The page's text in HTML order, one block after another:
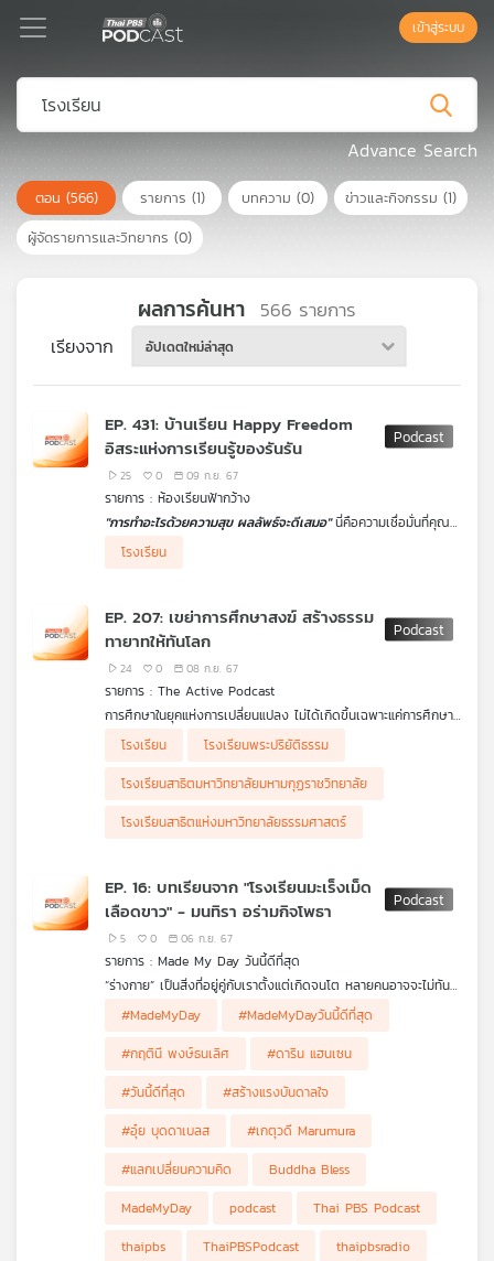
Podcast
เพล
ย์
ลิ
เพล
สต์
บทความ
เรา
เข้าสู่ระบบ
Advance Search
ตอน (566) รายการ (1) บทความ (0) ข่าวและกิจกรรม (1)
ผู้จัดรายการและวิทยากร (0)
ผลการค้นหา 566 รายการ
เรียงจาก อัปเดตใหม่ล่าสุด
EP. 431: บ้านเรียน Happy Freedom
อิสระแห่งการเรียนรู้ของรันรัน
25 0 09 ก.ย. 67
รายการ : ห้องเรียนฟ้ากว้าง
"การทำอะไรด้วยความสุข ผลลัพธ์จะดีเสมอ" นี่คือความเชื่อมั่นที่คุณ
ช่อผกา นาคะสร (แม่บี) ใช้เป็นเหตุผลในการจัดการศึกษาแบบโฮมสคูล
ให้ลูกสาวได้มีอิสระทางความคิด สามารถเลือกเรียนรู้ตามความสนใจ
โรงเรียน
EP. 207: เขย่าการศึกษาสงฆ์ สร้างธรรม
ทายาทให้ทันโลก
24 0 08 ก.ย. 67
รายการ : The Active Podcast
การศึกษาในยุคแห่งการเปลี่ยนแปลง ไม่ได้เกิดขึ้นเฉพาะแค่การศึกษา
ภาคบังคับ การศึกษาขั้นพื้นฐานเท่านั้น เพราะการศึกษาในแวดวงสงฆ์
อย่าง โรงเรียนพระปริยัติธรรม ก็อาจจำเป็นต้องปรับในทุกมิติให้ทัน
ต่อโลก
มีความพยายามยกระดับการศึกษาสงฆ์ ผ่านบทบาทของ
“โรงเรียนสาธิตมหาวิทยาลัยมหามกุฏราชวิทยาลัย” โดยมี
“โรงเรียนสาธิตแห่งมหาวิทยาลัยธรรมศาสตร์” เป็นพี่เลี้ยง ร่วม
ออกแบบแนวทาง กระบวนการทั้งระบบ
The Active Podcast ชวนมองเป้าหมายการบูรณาการการศึกษา
ทางโลก และทางธรรม ให้มีประสิทธิภาพ พร้อมมุ่งผลิต “ธรรม
พวงสำลี” ประธานกรรมการอำนวยการโรงเรียนสาธิตแห่ง
มหาวิทยาลัยธรรมศาสตร์ ชวนคุยโดย “จั๊ม - พงศ์เมธ ล่องเซ่ง” ใน
The Active Podcast EP.207 เขย่าการศึกษาสงฆ์ สร้างธรรม
ทายาทให้ทันโลก
โรงเรียน
โรงเรียนพระปริยัติธรรม
โรงเรียนสาธิตมหาวิทยาลัยมหามกุฏราชวิทยาลัย
โรงเรียนสาธิตแห่งมหาวิทยาลัยธรรมศาสตร์
EP. 16: บทเรียนจาก "โรงเรียนมะเร็งเม็ด
เลือดขาว" - มนทิรา อร่ามกิจโพธา
5 0 06 ก.ย. 67
รายการ : Made My Day วันนี้ดีที่สุด
“ร่างกาย” เป็นสิ่งที่อยู่คู่กับเราตั้งแต่เกิดจนโต หลายคนอาจจะไม่ทัน
สังเกตถึงความเปลี่ยนแปลงหรือเสียงจากร่างกายที่ส่งเสียงเตือน
บอกถึงความผิดปกติบางอย่าง แต่จะเกิดอะไรขึ้นหากวันหนึ่งร่างกาย
ของเธอได้ส่งเสียงเตือนที่มาพร้อมกับชีวิตใหม่ที่อยู่ในครรภ์
หลายเหตุการณ์ หลายเรื่องราว หลายร้อยวันกับการเดินทางบนเส้น
ทางการต่อสู่เพื่อมีชีวิตอยู่ จนถึงวันนี้แม่เจได้รับบทเรียนมากมาย ทั้ง
การต่อสู้ การอดทน การเสียสละ จากสถานที่ที่เธอเรียกว่า “โรงเรียน
มะเร็งเม็ดเลือดขาว”
#MadeMyDay
#MadeMyDayวันนี้ดีที่สุด
#กฤตินี พงษ์ธนเลิศ
#ดาริน แฮนเซน
#วันนี้ดีที่สุด
#สร้างแรงบันดาลใจ
#อุ๋ย บุดดาเบลส
#เกตุวดี Marumura
#แลกเปลี่ยนความคิด
Buddha Bless
MadeMyDay
podcast
Thai PBS Podcast
thaipbs
ThaiPBSPodcast
thaipbsradio